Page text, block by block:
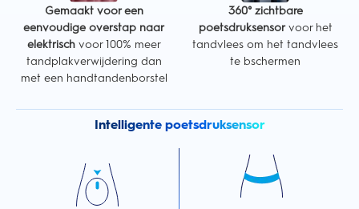
Gemaakt voor een
eenvoudige overstap naar
elektrischvoor 100% meer
tandplakverwijdering dan
met een handtandenborstel
360° zichtbare
poetsdruksensorvoor het
tandvlees om het tandvlees
te bschermen
Intelligente poetsdruksensor